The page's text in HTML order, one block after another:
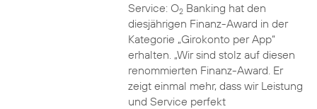
Service: O2Banking hat den
diesjährigen Finanz-Award in der
Kategorie „Girokonto per App“
erhalten. „Wir sind stolz auf diesen
renommierten Finanz-Award. Er
zeigt einmal mehr, dass wir Leistung
und Service perfekt